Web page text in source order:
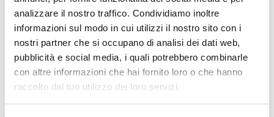
analizzare il nostro traffico. Condividiamo inoltre
informazioni sul modo in cui utilizzi il nostro sito con i
nostri partner che si occupano di analisi dei dati web,
pubblicità e social media, i quali potrebbero combinarle
con altre informazioni che hai fornito loro o che hanno
raccolto dal tuo utilizzo dei loro servizi.
Parasole per parabrezza Premium - LOGICA
LOGICA
Grigio 170x68,5cm
8,95 €
Parasole per
LOGICA
Grigio Tg XL 170x85cm